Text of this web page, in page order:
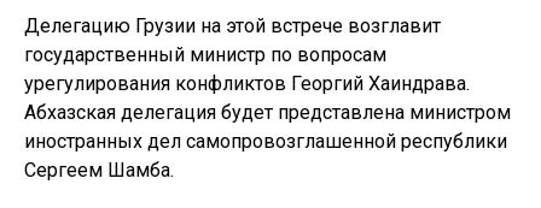
Делегацию Грузии на этой встрече возглавит
государственный министр по вопросам
урегулирования конфликтов Георгий Хаиндрава.
Абхазская делегация будет представлена министром
иностранных дел самопровозглашенной республики
Сергеем Шамба.